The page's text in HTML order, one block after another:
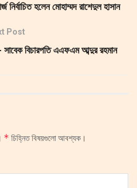
নির্বাচিত হলেন মোহাম্মদ রাশেদুল হাসান
Post
সাবেক বিচারপতি এএফএম আব্দুর রহমান
* চিহ্নিত বিষয়গুলো আবশ্যক।